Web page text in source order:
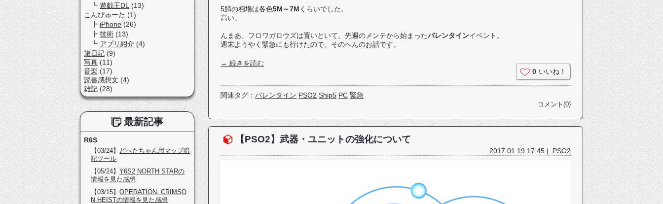
5鯖の相場は各色5M～7M くらいでした。
高い。
んまあ、フロワガロウズは置いといて、先週のメンテから始まったバレンタインイベント。
週末ようやく緊急にも行けたので、そのへんのお話です。
→ 続きを読む
0 いいね！
関連タグ：バレンタイン PSO2 Ship5 PC 緊急
コメント(0)
【PSO2】武器・ユニットの強化について
2017.01.19 17:45 | PSO2
遊戯王DL
(13)
こんぴゅーた (1)
iPhone (26)
技術 (13)
アプリ紹介 (4)
旅日記 (9)
写真 (11)
音楽 (17)
読書感想文 (4)
雑記 (28)
最新記事
R6S
【03/24】
どへたちゃん用マップ暗
記ツール
【05/24】Y6S2 NORTH STARの
情報を見た感想
【03/15】OPERATION: CRIMSO
N HEISTの情報を見た感想